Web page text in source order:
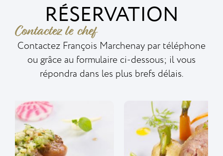
RÉSERVATION
Contactez le chef
Contactez François Marchenay par téléphone
ou grâce au formulaire ci-dessous; il vous
répondra dans les plus brefs délais.